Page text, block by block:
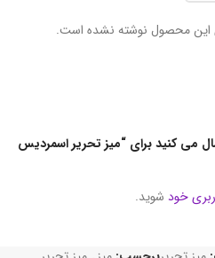
این محصول نوشته نشده است.
می کنید برای “میز تحریر اسمردیس
خود شوید.